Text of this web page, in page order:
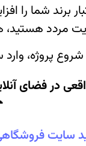
برند شما را
مردد هستید،
شروع پروژه،
در فضای